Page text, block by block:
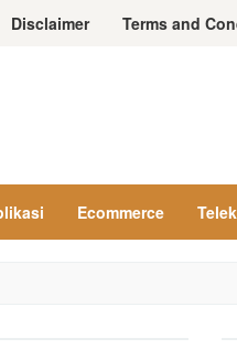
Disclaimer Terms and
Ecommerce